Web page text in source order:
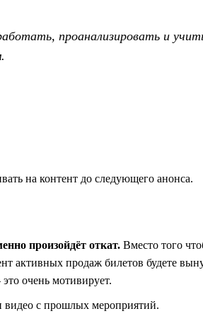
проанализировать и
на контент до следующего анонса.
произойдёт откат. Вместо того
активных продаж билетов будете
очень мотивирует.
видео с прошлых мероприятий.